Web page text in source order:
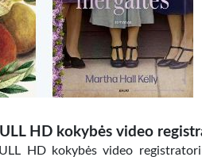
HD kokybės video
HD kokybės video